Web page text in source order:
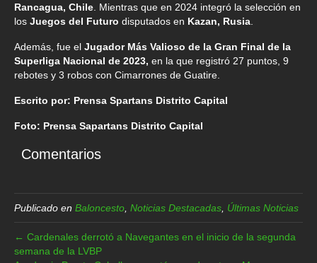
Rancagua, Chile . Mientras que en 2024 integró la selección en
los Juegos del Futuro disputados en Kazan, Rusia
Además, fue el Jugador Más Valioso de la Gran Final de la
Superliga Nacional de 2023, en la que registró 27 puntos, 9
rebotes y 3 robos con Cimarrones de Guatire.
Escrito por: Prensa Spartans Distrito Capital
Foto: Prensa Sapartans Distrito Capital
Comentarios
Publicado en Baloncesto Noticias Destacadas Últimas Noticias
← Cardenales derrotó a Navegantes en el inicio de la segunda
semana de la LVBP